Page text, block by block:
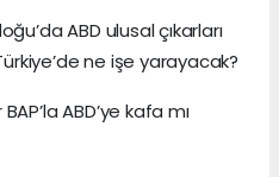
ABD ulusal çıkarları
ne işe yarayacak?
ABD’ye kafa mı